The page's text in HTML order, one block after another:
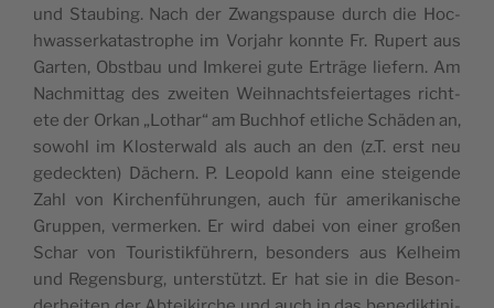
und Sta­u­bing. Nach der Zwang­s­pa­u­se durch die Hoc­
hwas­ser­ka­ta­s­trop­he im Vor­ja­hr konn­te Fr. Rupert aus
Gar­ten, Obst­bau und Imke­rei gute Erträge lie­fern. Am
Nac­hmit­tag des zwe­i­ten Wei­hnac­ht­s­fe­i­er­ta­ges ric­ht­
ete der Orkan „Lot­har“ am Buc­hhof etlic­he Schäden an,
sowo­hl im Klo­s­te­rwald als auch an den (z.T. erst neu
gedeck­ten) Däc­hern. P. Leo­pold kann eine ste­i­g­ende
Zahl von Kirc­hen­führun­gen, auch für ame­ri­ka­ni­sc­he
Gru­ppen, ver­mer­ken. Er wird dabei von einer gro­ßen
Schar von Tou­ri­s­tik­führern, beson­ders aus Kel­he­im
und Regen­s­burg, unter­s­tützt. Er hat sie in die Beson­